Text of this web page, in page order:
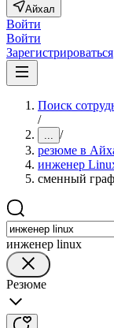
Айхал
Войти
Войти
Зарегистрироваться
Поиск
/
... /
резюме в
инженер
сменный
инженер linux
Резюме